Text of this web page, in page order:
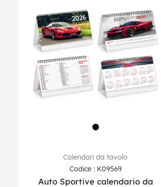
Calendari da tavolo
Codice : K09569
Auto Sportive calendario da